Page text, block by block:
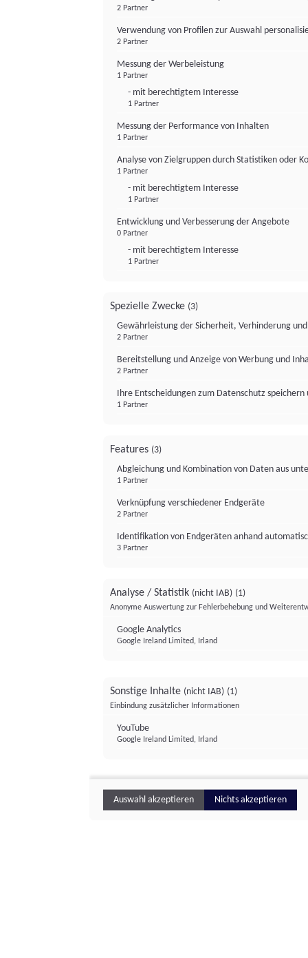
2 Partner
Verwendung von Profilen zur Auswahl
2 Partner
Messung der Werbeleistung
1 Partner
- mit berechtigtem Interesse
1 Partner
Messung der Performance von Inhalten
1 Partner
Analyse von Zielgruppen durch Statistiken oder
1 Partner
- mit berechtigtem Interesse
1 Partner
Entwicklung und Verbesserung der Angebote
0 Partner
- mit berechtigtem Interesse
1 Partner
Spezielle Zwecke (3)
Gewährleistung der Sicherheit, Verhinderung
2 Partner
Bereitstellung und Anzeige von Werbung und
2 Partner
Ihre Entscheidungen zum Datenschutz
1 Partner
Features (3)
Abgleichung und Kombination von Daten aus
1 Partner
Verknüpfung verschiedener Endgeräte
2 Partner
Identifikation von Endgeräten anhand
3 Partner
Analyse / Statistik (nicht IAB) (1)
Anonyme Auswertung zur Fehlerbehebung und
Google Analytics
Google Ireland Limited, Irland
Sonstige Inhalte (nicht IAB) (1)
Einbindung zusätzlicher Informationen
YouTube
Google Ireland Limited, Irland
Auswahl akzeptieren Nichts akzeptieren